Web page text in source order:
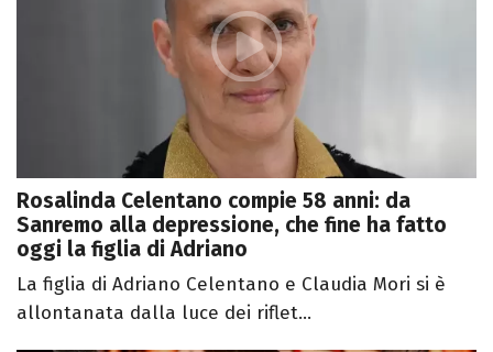
Rosalinda Celentano compie 58 anni: da
Sanremo alla depressione, che fine ha fatto
oggi la figlia di Adriano
La figlia di Adriano Celentano e Claudia Mori si è
allontanata dalla luce dei riflet...